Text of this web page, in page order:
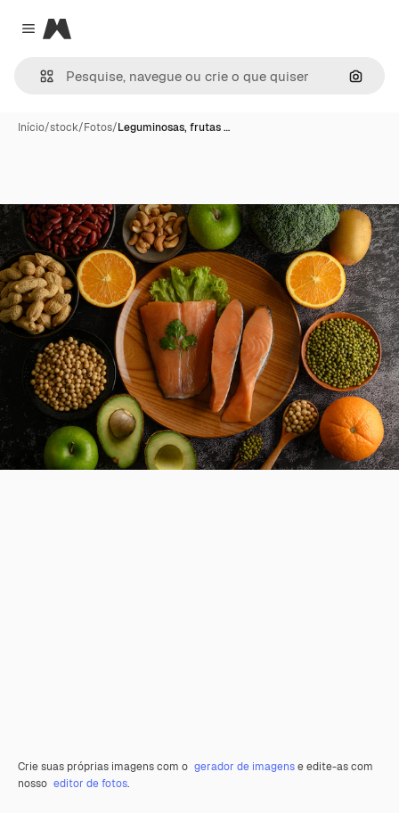
Close menu
Magnific
Início/stock/Fotos/Leguminosas, frutas …
Crie suas próprias imagens com o gerador de imagense edite-as com
nosso editor de fotos.